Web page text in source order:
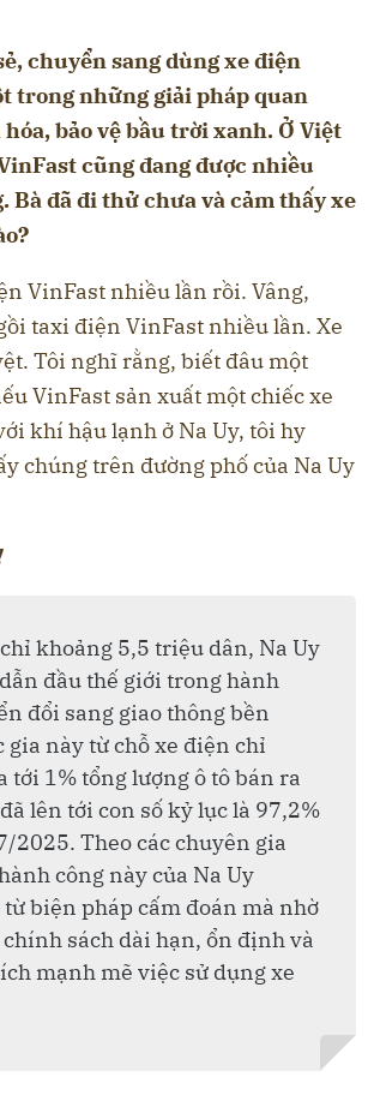
chuyển sang dùng xe điện
trong những giải pháp quan
bảo vệ bầu trời xanh. Ở Việt
cũng đang được nhiều
Bà đã đi thử chưa và cảm thấy xe
VinFast nhiều lần rồi. Vâng,
taxi điện VinFast nhiều lần. Xe
Tôi nghĩ rằng, biết đâu một
VinFast sản xuất một chiếc xe
khí hậu lạnh ở Na Uy, tôi hy
chúng trên đường phố của Na Uy
khoảng 5,5 triệu dân, Na Uy
đầu thế giới trong hành
đổi sang giao thông bền
gia này từ chỗ xe điện chỉ
tới 1% tổng lượng ô tô bán ra
lên tới con số kỷ lục là 97,2%
2025. Theo các chuyên gia
công này của Na Uy
biện pháp cấm đoán mà nhờ
sách dài hạn, ổn định và
mạnh mẽ việc sử dụng xe